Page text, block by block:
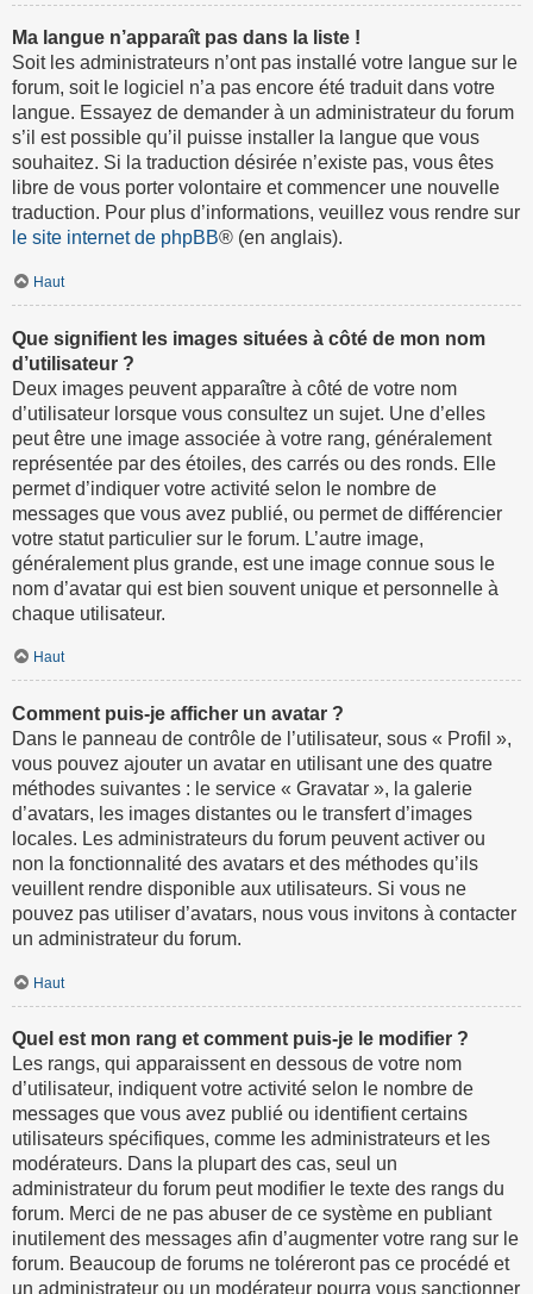
Ma langue n’apparaît pas dans la liste !
Soit les administrateurs n’ont pas installé votre langue sur le
forum, soit le logiciel n’a pas encore été traduit dans votre
langue. Essayez de demander à un administrateur du forum
s’il est possible qu’il puisse installer la langue que vous
souhaitez. Si la traduction désirée n’existe pas, vous êtes
libre de vous porter volontaire et commencer une nouvelle
traduction. Pour plus d’informations, veuillez vous rendre sur
le site internet de phpBB® (en anglais).
Haut
Que signifient les images situées à côté de mon nom
d’utilisateur ?
Deux images peuvent apparaître à côté de votre nom
d’utilisateur lorsque vous consultez un sujet. Une d’elles
peut être une image associée à votre rang, généralement
représentée par des étoiles, des carrés ou des ronds. Elle
permet d’indiquer votre activité selon le nombre de
messages que vous avez publié, ou permet de différencier
votre statut particulier sur le forum. L’autre image,
généralement plus grande, est une image connue sous le
nom d’avatar qui est bien souvent unique et personnelle à
chaque utilisateur.
Haut
Comment puis-je afficher un avatar ?
Dans le panneau de contrôle de l’utilisateur, sous « Profil »,
vous pouvez ajouter un avatar en utilisant une des quatre
méthodes suivantes : le service « Gravatar », la galerie
d’avatars, les images distantes ou le transfert d’images
locales. Les administrateurs du forum peuvent activer ou
non la fonctionnalité des avatars et des méthodes qu’ils
veuillent rendre disponible aux utilisateurs. Si vous ne
pouvez pas utiliser d’avatars, nous vous invitons à contacter
un administrateur du forum.
Haut
Quel est mon rang et comment puis-je le modifier ?
Les rangs, qui apparaissent en dessous de votre nom
d’utilisateur, indiquent votre activité selon le nombre de
messages que vous avez publié ou identifient certains
utilisateurs spécifiques, comme les administrateurs et les
modérateurs. Dans la plupart des cas, seul un
administrateur du forum peut modifier le texte des rangs du
forum. Merci de ne pas abuser de ce système en publiant
inutilement des messages afin d’augmenter votre rang sur le
forum. Beaucoup de forums ne toléreront pas ce procédé et
un administrateur ou un modérateur pourra vous sanctionner